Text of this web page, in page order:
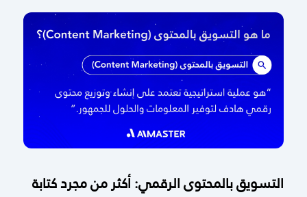
التسويق بالمحتوى الرقمي: أكثر من مجرد كتابة